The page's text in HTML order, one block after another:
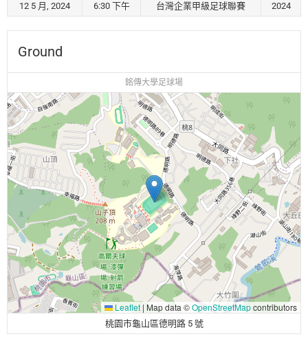
12 5 月, 2024 6:30 下午 台灣企業甲級足球聯賽 2024
Ground
銘傳大學足球場
Leaflet | Map data ©OpenStreetMapcontributors
桃園市龜山區德明路 5 號